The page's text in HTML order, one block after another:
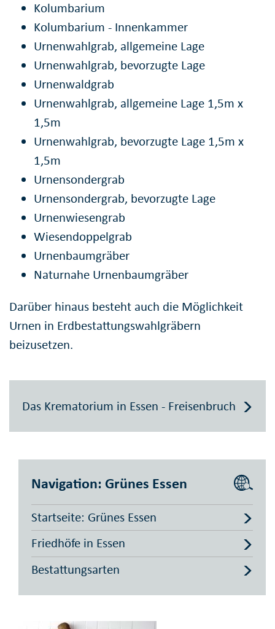
Kolumbarium
Kolumbarium - Innenkammer
Urnenwahlgrab, allgemeine Lage
Urnenwahlgrab, bevorzugte Lage
Urnenwaldgrab
Urnenwahlgrab, allgemeine Lage 1,5m x
1,5m
Urnenwahlgrab, bevorzugte Lage 1,5m x
1,5m
Urnensondergrab
Urnensondergrab, bevorzugte Lage
Urnenwiesengrab
Wiesendoppelgrab
Urnenbaumgräber
Naturnahe Urnenbaumgräber
Darüber hinaus besteht auch die Möglichkeit
Urnen in Erdbestattungswahlgräbern
beizusetzen.
Das Krematorium in Essen - Freisenbruch
Navigation: Grünes Essen
Startseite: Grünes Essen
Friedhöfe in Essen
Bestattungsarten